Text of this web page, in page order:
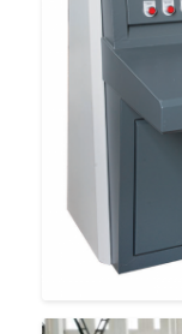
Περίπου εμείς